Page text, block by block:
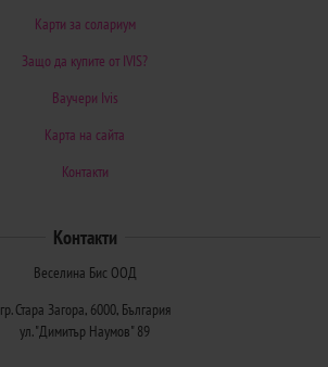
Карти за солариум
Защо да купите от IVIS?
Ваучери Ivis
Карта на сайта
Контакти
Контакти
Веселина Бис ООД
гр. Стара Загора, 6000, България
ул. "Димитър Наумов" 89